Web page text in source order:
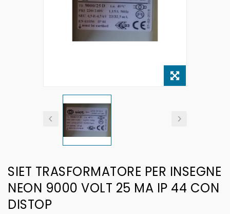
SIET TRASFORMATORE PER INSEGNE
NEON 9000 VOLT 25 MA IP 44 CON
DISTOP